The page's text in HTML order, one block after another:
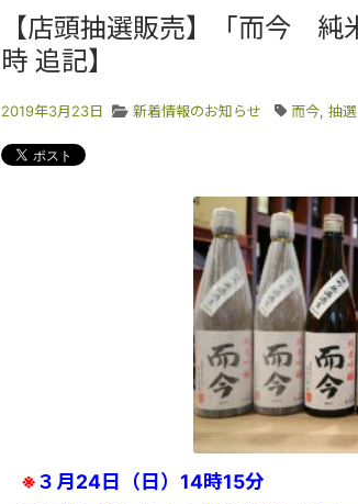
【店頭抽選販売】「而今
時 追記】
2019年3月23日 新着情報のお知らせ 而今, 抽選
※３ 月24日（日）14時15分